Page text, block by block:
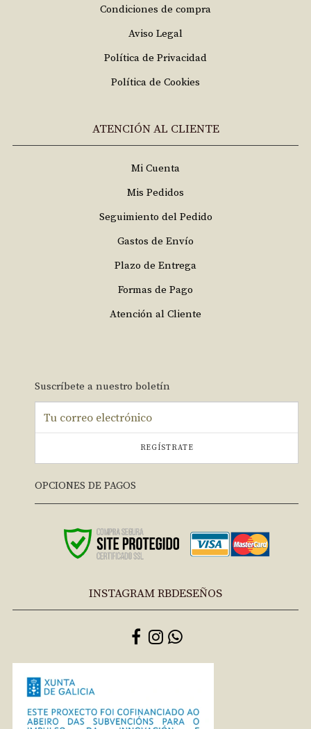
Condiciones de compra
Aviso Legal
Política de Privacidad
Política de Cookies
ATENCIÓN AL CLIENTE
Mi Cuenta
Mis Pedidos
Seguimiento del Pedido
Gastos de Envío
Plazo de Entrega
Formas de Pago
Atención al Cliente
Suscríbete a nuestro boletín
REGÍSTRATE
OPCIONES DE PAGOS
INSTAGRAM RBDESEÑOS